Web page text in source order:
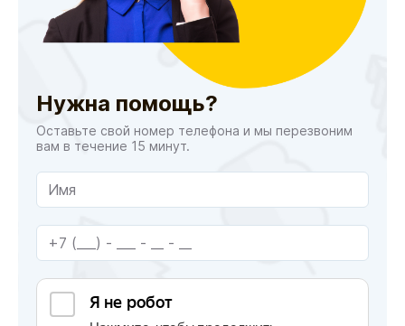
Нужна помощь?
Оставьте свой номер телефона и мы перезвоним
вам в течение 15 минут.